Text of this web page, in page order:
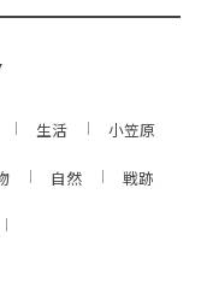
生活 小笠原
自然 戦跡